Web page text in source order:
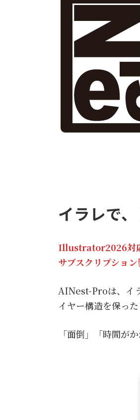
イラレで
Illustrator2026対
サブスクリプション
AINest-Proは、イ
イヤー構造を保っ
「面倒」「時間が